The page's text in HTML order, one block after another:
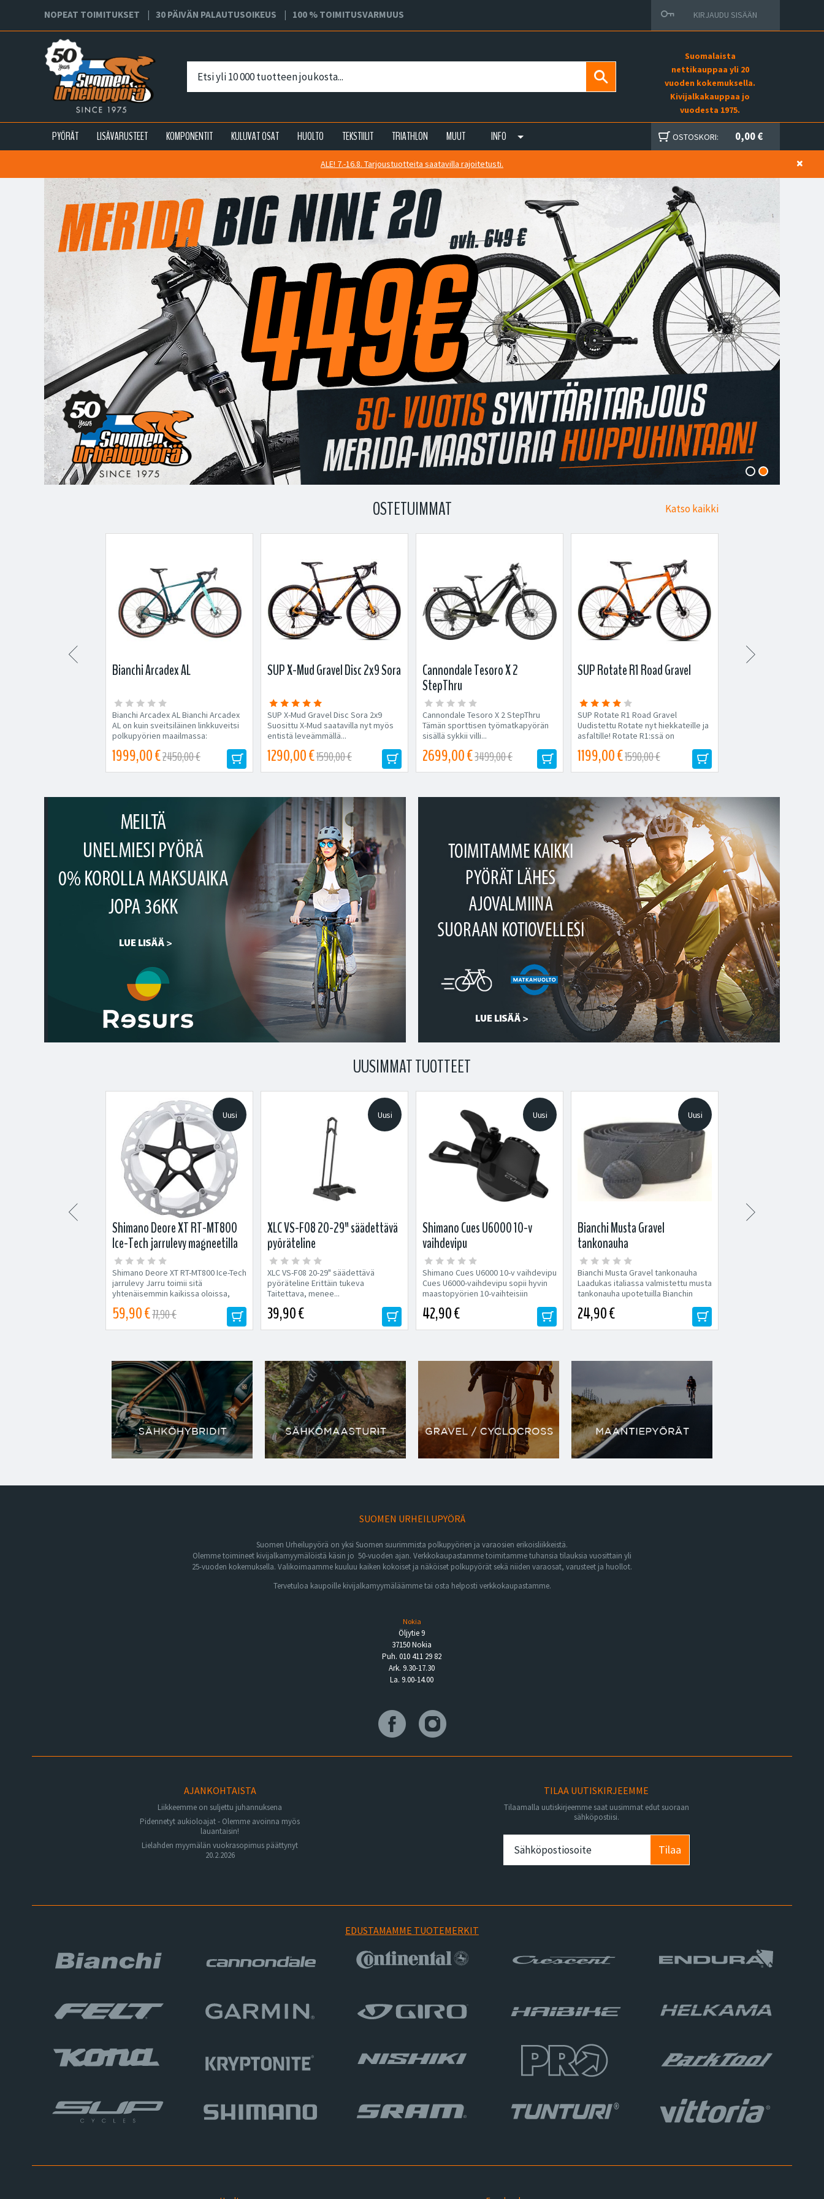
NOPEAT TOIMITUKSET 30 PÄIVÄN PALAUTUSOIKEUS 100 % TOIMITUSVARMUUS KIRJAUDU SISÄÄN
Suomalaista
nettikauppaa yli 20
vuoden kokemuksella.
Kivijalkakauppaa jo
vuodesta 1975.
PYÖRÄT LISÄVARUSTEET KOMPONENTIT KULUVAT OSAT HUOLTO TEKSTIILIT TRIATHLON MUUT INFO OSTOSKORI: 0,00 €
ALE! 7.-16.8. Tarjoustuotteita saatavilla rajoitetusti.
Katso kaikki
OSTETUIMMAT
Bianchi Arcadex AL
Bianchi Arcadex AL Bianchi Arcadex
AL on kuin sveitsiläinen linkkuveitsi
polkupyörien maailmassa:
1999,00 €2450,00 €
SUP X-Mud Gravel Disc 2x9 Sora
SUP X-Mud Gravel Disc Sora 2x9
Suosittu X-Mud saatavilla nyt myös
entistä leveämmällä...
1290,00 €1590,00 €
Cannondale Tesoro X 2
StepThru
Cannondale Tesoro X 2 StepThru
Tämän sporttisen työmatkapyörän
sisällä sykkii villi...
2699,00 €3499,00 €
SUP Rotate R1 Road Gravel
SUP Rotate R1 Road Gravel
Uudistettu Rotate nyt hiekkateille ja
asfaltille! Rotate R1:ssä on
osasarja,...
1199,00 €1590,00 €
 
UUSIMMAT TUOTTEET
Uusi
Shimano Deore XT RT-MT800
Ice-Tech jarrulevy magneetilla
Shimano Deore XT RT-MT800 Ice-Tech
jarrulevy Jarru toimii sitä
yhtenäisemmin kaikissa oloissa,
59,90 €77,90 €
Uusi
XLC VS-F08 20-29" säädettävä
pyöräteline
XLC VS-F08 20-29" säädettävä
pyöräteline Erittäin tukeva
Taitettava, menee...
39,90 €
Uusi
Shimano Cues U6000 10-v
vaihdevipu
Shimano Cues U6000 10-v vaihdevipu
Cues U6000-vaihdevipu sopii hyvin
maastopyörien 10-vaihteisiin
42,90 €
Uusi
Bianchi Musta Gravel
tankonauha
Bianchi Musta Gravel tankonauha
Laadukas italiassa valmistettu musta
tankonauha upotetuilla Bianchin
24,90 €
 
SUOMEN URHEILUPYÖRÄ
Suomen Urheilupyörä on yksi Suomen suurimmista polkupyörien ja varaosien erikoisliikkeistä.
Olemme toimineet kivijalkamyymälöistä käsin jo 50-vuoden ajan. Verkkokaupastamme toimitamme tuhansia tilauksia vuosittain yli
25-vuoden kokemuksella. Valikoimaamme kuuluu kaiken kokoiset ja näköiset polkupyörät sekä niiden varaosat, varusteet ja huollot.
Tervetuloa kaupoille kivijalkamyymäläämme tai osta helposti verkkokaupastamme.
Nokia
Öljytie 9
37150 Nokia
Puh. 010 411 29 82
Ark. 9.30-17.30
La. 9.00-14.00
AJANKOHTAISTA
Liikkeemme on suljettu juhannuksena
Pidennetyt aukioloajat - Olemme avoinna myös
lauantaisin!
Lielahden myymälän vuokrasopimus päättynyt
20.2.2026
TILAA UUTISKIRJEEMME
Tilaamalla uutiskirjeemme saat uusimmat edut suoraan
sähköpostiisi.
Tilaa
EDUSTAMAMME TUOTEMERKIT